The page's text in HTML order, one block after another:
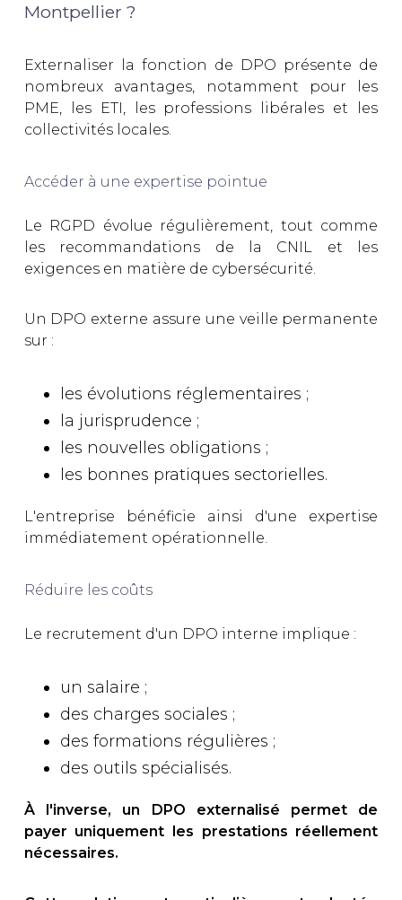
Montpellier ?
Externaliser la fonction de DPO présente de
nombreux avantages, notamment pour les
PME, les ETI, les professions libérales et les
collectivités locales.
Accéder à une expertise pointue
Le RGPD évolue régulièrement, tout comme
les recommandations de la CNIL et les
exigences en matière de cybersécurité.
Un DPO externe assure une veille permanente
sur :
les évolutions réglementaires ;
la jurisprudence ;
les nouvelles obligations ;
les bonnes pratiques sectorielles.
L'entreprise bénéficie ainsi d'une expertise
immédiatement opérationnelle.
Réduire les coûts
Le recrutement d'un DPO interne implique :
un salaire ;
des charges sociales ;
des formations régulières ;
des outils spécialisés.
À l'inverse, un DPO externalisé permet de
payer uniquement les prestations réellement
nécessaires.